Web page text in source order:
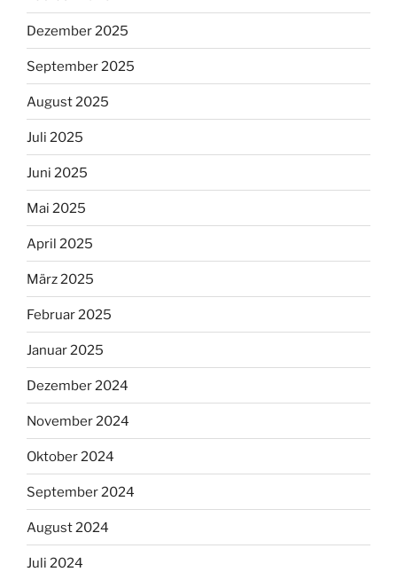
Dezember 2025
September 2025
August 2025
Juli 2025
Juni 2025
Mai 2025
April 2025
März 2025
Februar 2025
Januar 2025
Dezember 2024
November 2024
Oktober 2024
September 2024
August 2024
Juli 2024